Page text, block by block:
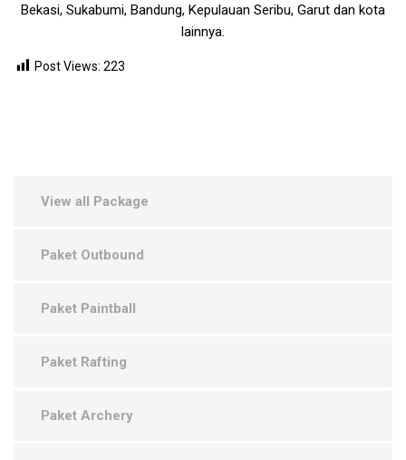
Bekasi, Sukabumi, Bandung, Kepulauan Seribu, Garut dan kota
lainnya.
Post Views: 223
View all Package
Paket Outbound
Paket Paintball
Paket Rafting
Paket Archery